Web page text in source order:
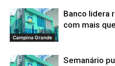
Campina Grande
Banco lidera
com mais
Semanário